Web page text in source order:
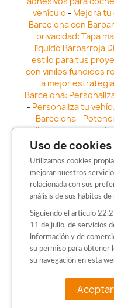
vehículo - Mejora tu
Barcelona con
privacidad: Tapa
líquido Barbarroja
estilo para tus
con vinilos fundidos
la mejor
Barcelona:
- Personaliza tu
Barcelona-
adhesivos para
calles: Los
Vinilo
la Estética y
vehículo con los
Barcelona-Explora
Vinilo líquido
tu vehículo con
Barcelona-
para coche en
Pegatinas
distinción: Los
en movimiento:
Personalización
Uso de cookies
Utilizamos cookies
mejorar nuestros
relacionada con sus
análisis de sus hábitos de
Siguiendo el artículo
11 de julio, de servicios
información y de
su permiso para obtener
su navegación en esta